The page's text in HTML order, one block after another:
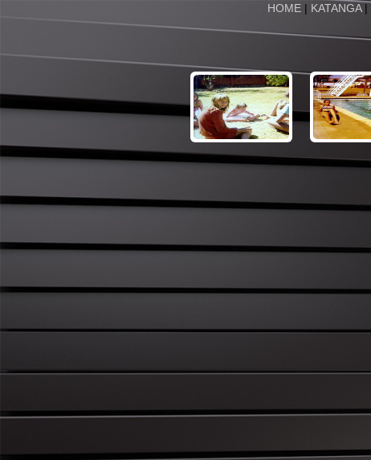
HOME | KATANGA|